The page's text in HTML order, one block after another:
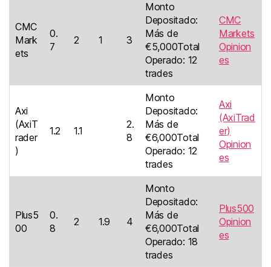
CMC
Mark
ets
0.
7
2 1 3
Monto
Depositado:
Más de
€5,000Total
Operado: 12
trades
CMC
Markets
Opinion
es
Axi
(AxiT
rader
)
1.2 1.1
2.
8
Monto
Depositado:
Más de
€6,000Total
Operado: 12
trades
Axi
(AxiTrad
er)
Opinion
es
Plus5
00
0.
8
2 1.9 4
Monto
Depositado:
Más de
€6,000Total
Operado: 18
trades
Plus500
Opinion
es